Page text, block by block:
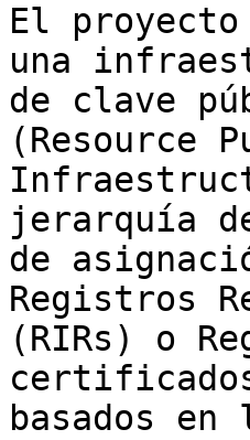
El
una
de clave
(Resource
jerarquía
de
Registros
(RIRs) o
basados